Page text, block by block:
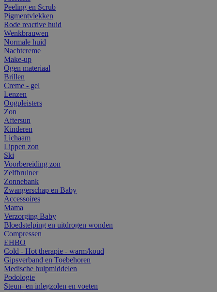
Peeling en Scrub
Pigmentvlekken
Rode reactive huid
Wenkbrauwen
Normale huid
Nachtcreme
Make-up
Ogen materiaal
Brillen
Creme - gel
Lenzen
Oogpleisters
Zon
Aftersun
Kinderen
Lichaam
Lippen zon
Ski
Voorbereiding zon
Zelfbruiner
Zonnebank
Zwangerschap en Baby
Accessoires
Mama
Verzorging Baby
Bloedstelping en uitdrogen wonden
Compressen
EHBO
Cold - Hot therapie - warm/koud
Gipsverband en Toebehoren
Medische hulpmiddelen
Podologie
Steun- en inlegzolen en voeten